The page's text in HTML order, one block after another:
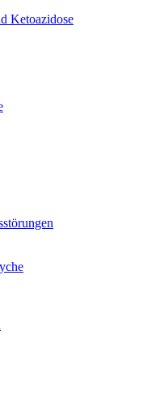
Ketoazidose